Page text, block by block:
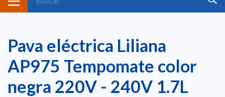
Pava eléctrica Liliana
AP975 Tempomate color
negra 220V - 240V 1.7L